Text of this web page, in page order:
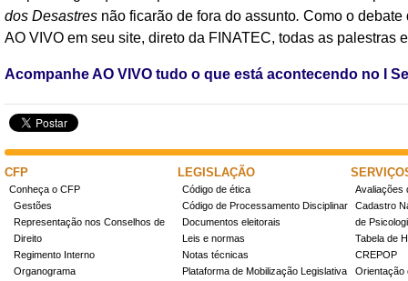
dos Desastres não ficarão de fora do assunto. Como o debate
AO VIVO em seu site, direto da FINATEC, todas as palestras
Acompanhe AO VIVO tudo o que está acontecendo no I
CFP
Conheça o CFP
Gestões
Representação nos Conselhos de
Direito
Regimento Interno
Organograma
LEGISLAÇÃO
Código de ética
Código de Processamento Disciplinar
Documentos eleitorais
Leis e normas
Notas técnicas
Plataforma de Mobilização Legislativa
Avaliações
Cadastro
de
Tabela de
CREPOP
Orientação